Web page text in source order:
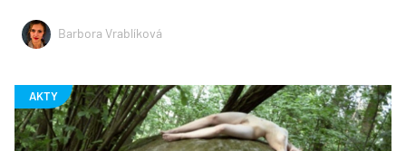
Barbora Vrablíková